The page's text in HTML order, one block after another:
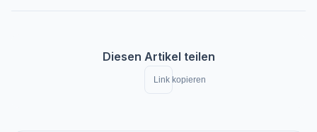
Diesen Artikel teilen
Link kopieren